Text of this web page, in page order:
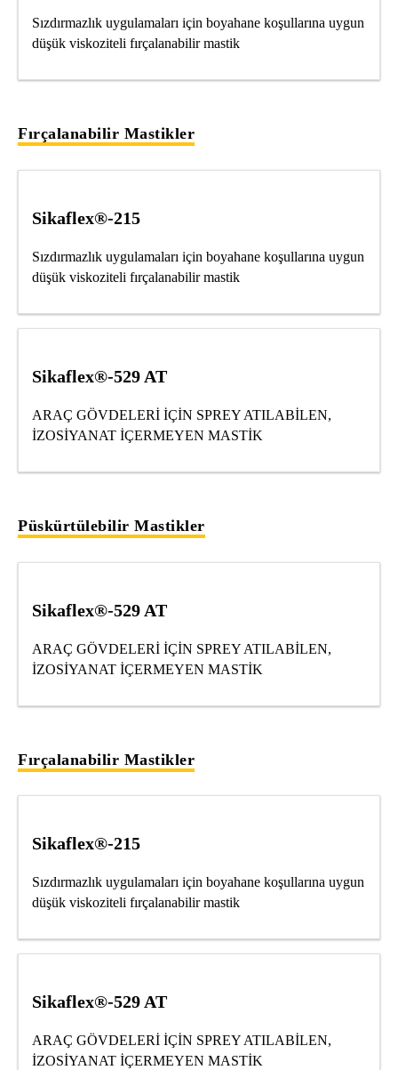
Sızdırmazlık uygulamaları için boyahane koşullarına uygun
düşük viskoziteli fırçalanabilir mastik
Fırçalanabilir Mastikler
Sikaflex®-215
Sızdırmazlık uygulamaları için boyahane koşullarına uygun
düşük viskoziteli fırçalanabilir mastik
Sikaflex®-529 AT
ARAÇ GÖVDELERİ İÇİN SPREY ATILABİLEN,
İZOSİYANAT İÇERMEYEN MASTİK
Püskürtülebilir Mastikler
Sikaflex®-529 AT
ARAÇ GÖVDELERİ İÇİN SPREY ATILABİLEN,
İZOSİYANAT İÇERMEYEN MASTİK
Fırçalanabilir Mastikler
Sikaflex®-215
Sızdırmazlık uygulamaları için boyahane koşullarına uygun
düşük viskoziteli fırçalanabilir mastik
Sikaflex®-529 AT
ARAÇ GÖVDELERİ İÇİN SPREY ATILABİLEN,
İZOSİYANAT İÇERMEYEN MASTİK